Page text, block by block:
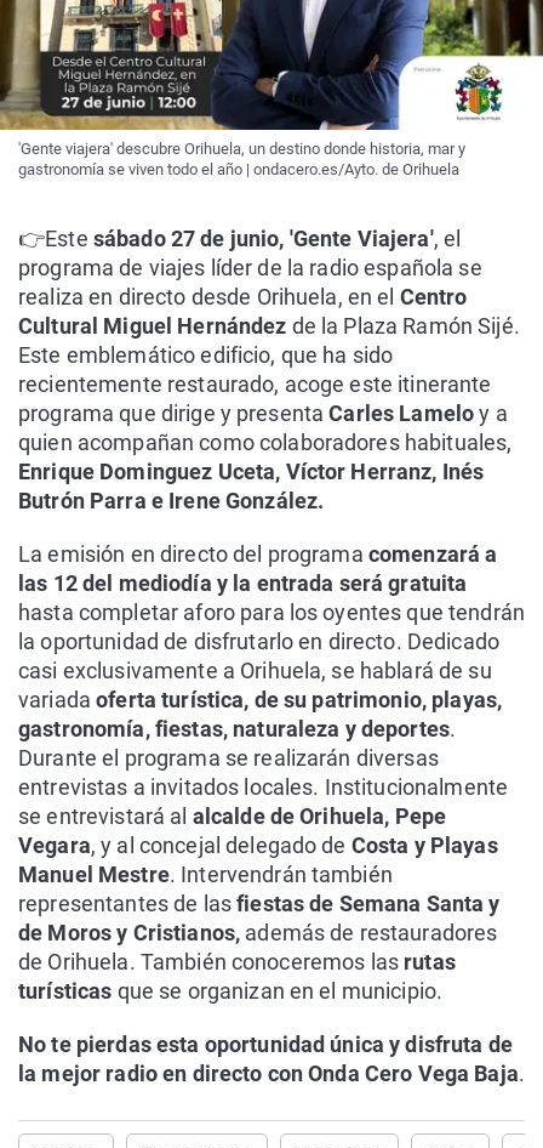
'Gente viajera' descubre Orihuela, un destino donde historia, mar y
gastronomía se viven todo el año | ondacero.es/Ayto. de Orihuela
👉Este sábado 27 de junio, 'Gente Viajera', el
programa de viajes líder de la radio española se
realiza en directo desde Orihuela, en el Centro
Cultural Miguel Hernández de la Plaza Ramón Sijé.
Este emblemático edificio, que ha sido
recientemente restaurado, acoge este itinerante
programa que dirige y presentaCarles Lameloy a
quien acompañan como colaboradores habituales,
Enrique Dominguez Uceta, Víctor Herranz, Inés
Butrón Parra e Irene González.
La emisión en directo del programa comenzará a
las 12 del mediodía y la entrada será gratuita
hasta completar aforo para los oyentes que tendrán
la oportunidad de disfrutarlo en directo. Dedicado
casi exclusivamente a Orihuela, se hablará de su
variada oferta turística, de su patrimonio, playas,
gastronomía, fiestas, naturaleza y deportes.
Durante el programa se realizarán diversas
entrevistas a invitados locales. Institucionalmente
se entrevistará al alcalde de Orihuela, Pepe
Vegara, y al concejal delegado de Costa y Playas
Manuel Mestre. Intervendrán también
representantes de lasfiestas de Semana Santa y
de Moros y Cristianos, además de restauradores
de Orihuela. También conoceremos las rutas
turísticas que se organizan en el municipio.
No te pierdas esta oportunidad única y disfruta de
la mejor radio en directo con Onda Cero Vega Baja.